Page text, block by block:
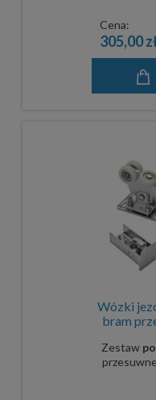
Cena:
305,00
Wózki
bram
Zestaw